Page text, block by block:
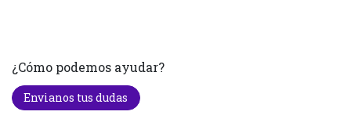
¿Cómo podemos ayudar?
Envianos tus dudas